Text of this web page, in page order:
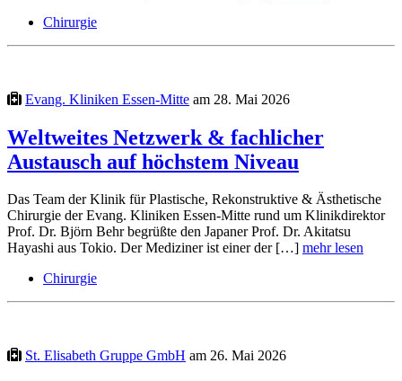
Chirurgie
Evang. Kliniken Essen-Mitte am 28. Mai 2026
Weltweites Netzwerk & fachlicher
Austausch auf höchstem Niveau
Das Team der Klinik für Plastische, Rekonstruktive & Ästhetische
Chirurgie der Evang. Kliniken Essen-Mitte rund um Klinikdirektor
Prof. Dr. Björn Behr begrüßte den Japaner Prof. Dr. Akitatsu
Hayashi aus Tokio. Der Mediziner ist einer der […] mehr lesen
Chirurgie
St. Elisabeth Gruppe GmbH am 26. Mai 2026